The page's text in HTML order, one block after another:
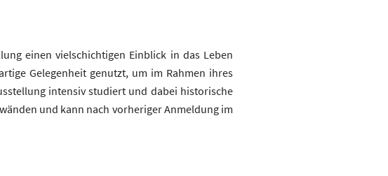
einen vielschichtigen Einblick in das Leben
Gelegenheit genutzt, um im Rahmen ihres
intensiv studiert und dabei historische
und kann nach vorheriger Anmeldung im